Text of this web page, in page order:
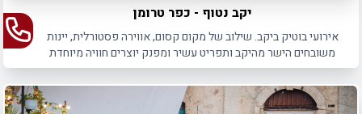
יקב נטוף - כפר טרומן
אירועי בוטיק ביקב. שילוב של מקום קסום, אווירה פסטורלית, יינות
משובחים הישר מהיקב ותפריט עשיר ומפנק יוצרים חוויה מיוחדת
שלא תשכח.